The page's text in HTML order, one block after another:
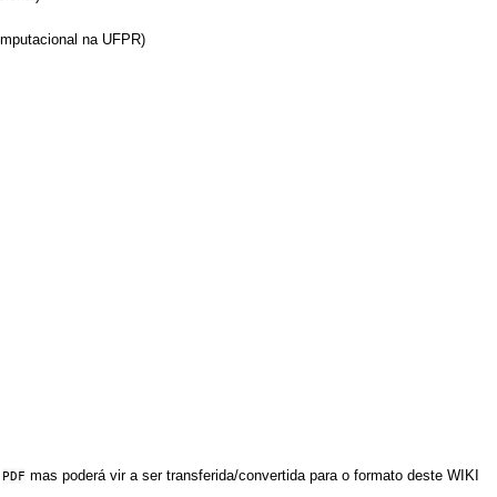
na UFPR)
PDF mas poderá vir a ser transferida/convertida para o formato deste WIKI